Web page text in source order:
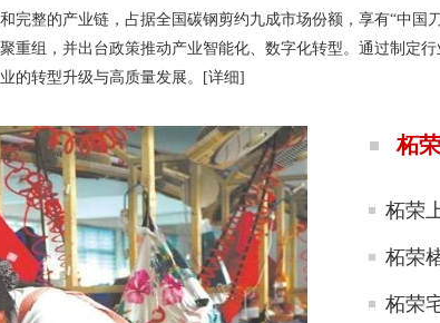
完整的产业链，占据全国碳钢剪约九成市场份额，享有“中国
重组，并出台政策推动产业智能化、数字化转型。通过制定
的转型升级与高质量发展。
[详细]
柘
柘荣
柘荣
柘荣